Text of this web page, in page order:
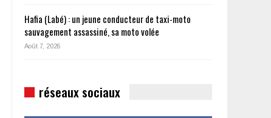
Hafia (Labé) : un jeune conducteur de taxi-moto
sauvagement assassiné, sa moto volée
Août 7, 2026
réseaux sociaux